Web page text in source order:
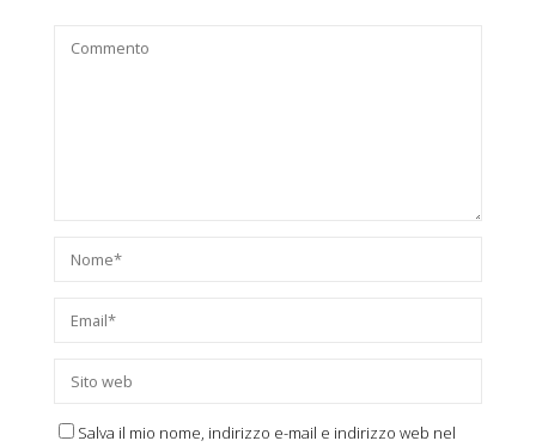
Salva il mio nome, indirizzo e-mail e indirizzo web nel